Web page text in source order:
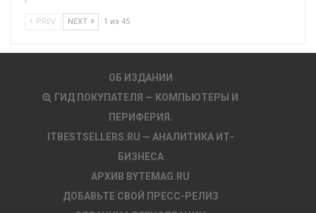
PREV NEXT 1 из 45
ОБ ИЗДАНИИ
ГИД ПОКУПАТЕЛЯ — КОМПЬЮТЕРЫ И
ПЕРИФЕРИЯ.
ITBESTSELLERS.RU — АНАЛИТИКА ИТ-
БИЗНЕСА
АРХИВ BYTEMAG.RU
ДОБАВЬТЕ СВОЙ ПРЕСС-РЕЛИЗ